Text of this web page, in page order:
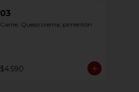
03
Carne, Queso crema, pimentón
$4.590